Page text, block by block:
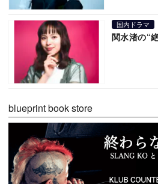
国内ドラマ
関水渚の“
blueprint book store